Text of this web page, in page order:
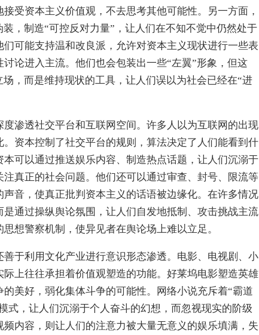
受资本主义价值观，不去思考其他可能性。另一方面，
，制造“可控反对力量”，让人们在不知不觉中仍然处于
可能支持温和改良派，允许对资本主义现状进行一些表
论进入主流。他们也会包装出一些“左翼”形象，但这
，而是维持现状的工具，让人们误以为社会已经在“进
透社交平台和互联网空间。许多人以为互联网的出现
资本控制了社交平台的规则，算法决定了人们能看到什
可以通过推送娱乐内容、制造热点话题，让人们沉溺于
真正的社会问题。他们还可以通过审查、封号、限流等
音，使真正批判资本主义的话语被边缘化。在许多情况
通过操纵舆论氛围，让人们自发地抵制、攻击挑战主流
想警察机制，使异见者在舆论场上难以立足。
利用文化产业进行意识形态渗透。电影、电视剧、小
上往往承担着价值观塑造的功能。好莱坞电影塑造英雄
美好，弱化集体斗争的可能性。网络小说充斥着“霸道
式，让人们沉溺于个人奋斗的幻想，而忽视现实的阶级
内容，则让人们的注意力被大量无意义的娱乐填满，失